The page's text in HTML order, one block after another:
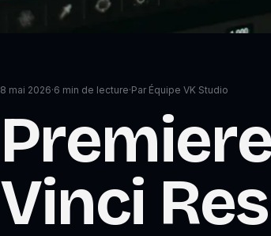
8 mai 2026·6 min de lecture·Par Équipe VK Studio
Vinci